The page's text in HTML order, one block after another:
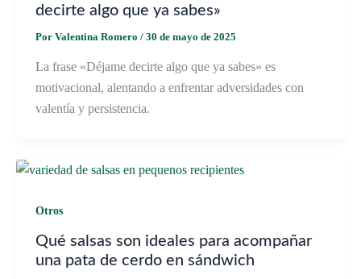
decirte algo que ya sabes»
Por Valentina Romero / 30 de mayo de 2025
La frase «Déjame decirte algo que ya sabes» es
motivacional, alentando a enfrentar adversidades con
valentía y persistencia.
Otros
Qué salsas son ideales para acompañar
una pata de cerdo en sándwich